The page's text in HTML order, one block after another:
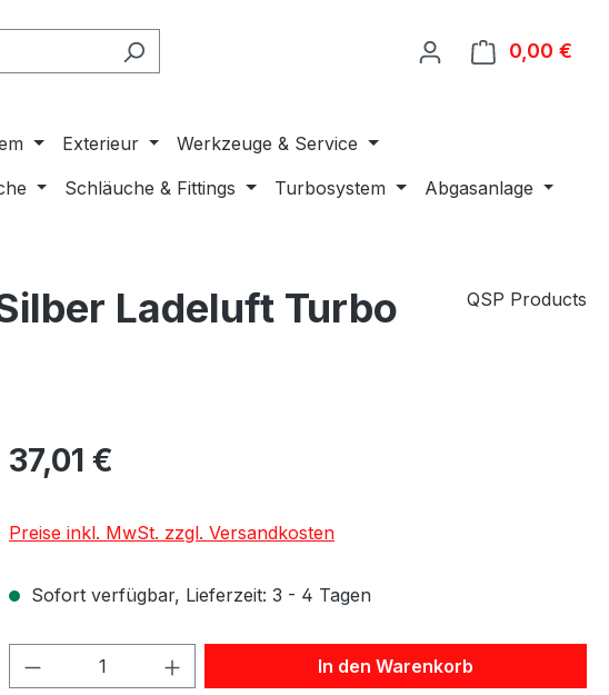
0,00 €
Exterieur
Werkzeuge & Service
Schläuche & Fittings Turbosystem Abgasanlage
Ladeluft Turbo
QSP Products
37,01 €
Preise inkl. MwSt. zzgl. Versandkosten
Sofort verfügbar, Lieferzeit: 3 - 4 Tagen
Produkt Anzahl: Gib den gewünschten Wert
In den Warenkorb